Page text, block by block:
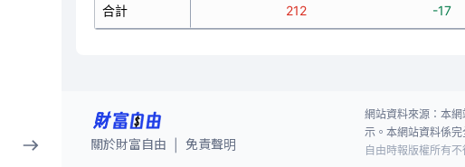
合計 212 -17
關於財富自由 免責聲明
網站資料來源：本
示。本網站資料係
自由時報版權所有